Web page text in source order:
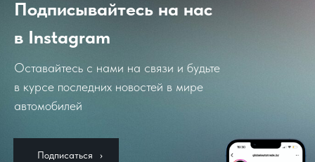
Оставайтесь с нами на связи и будьте
в курсе последних новостей в мире
автомобилей
Подписывайтесь на нас
в Instagram
⠀Подписаться⠀›